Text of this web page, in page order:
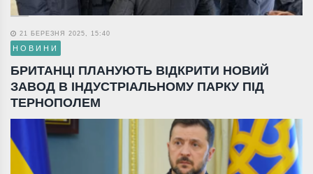
21 БЕРЕЗНЯ 2025, 15:40
НОВИНИ
БРИТАНЦІ ПЛАНУЮТЬ ВІДКРИТИ НОВИЙ
ЗАВОД В ІНДУСТРІАЛЬНОМУ ПАРКУ ПІД
ТЕРНОПОЛЕМ